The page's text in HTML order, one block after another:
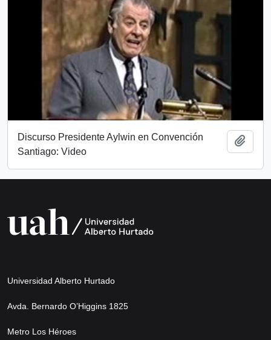
Discurso Presidente Aylwin en Convención
Santiago: Video
Universidad Alberto Hurtado
Avda. Bernardo O’Higgins 1825
Metro Los Héroes